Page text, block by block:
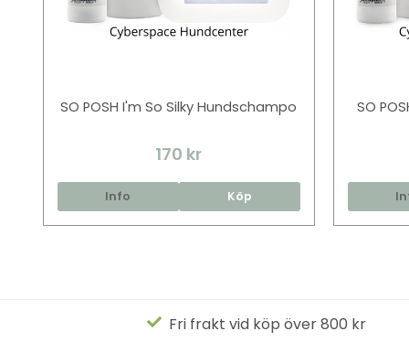
SO POSH I'm So Silky Hundschampo
170 kr
Info Köp
SO
Fri frakt vid köp över 800 kr